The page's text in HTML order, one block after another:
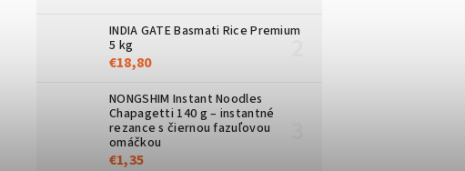
INDIA GATE Basmati Rice Premium
5 kg
€18,80
NONGSHIM Instant Noodles
Chapagetti 140 g – instantné
rezance s čiernou fazuľovou
omáčkou
€1,35